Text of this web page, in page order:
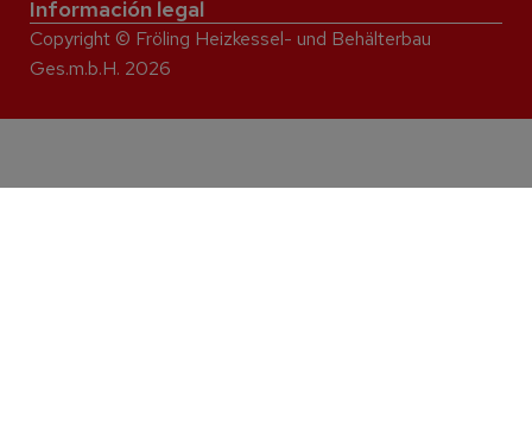
Información legal
Copyright © Fröling Heizkessel- und Behälterbau
Ges.m.b.H. 2026